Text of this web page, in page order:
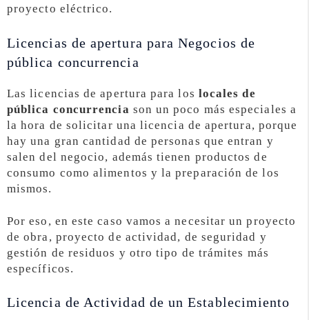
proyecto eléctrico.
Licencias de apertura para Negocios de
pública concurrencia
Las licencias de apertura para los locales de
pública concurrencia son un poco más especiales a
la hora de solicitar una licencia de apertura, porque
hay una gran cantidad de personas que entran y
salen del negocio, además tienen productos de
consumo como alimentos y la preparación de los
mismos.
Por eso, en este caso vamos a necesitar un proyecto
de obra, proyecto de actividad, de seguridad y
gestión de residuos y otro tipo de trámites más
específicos.
Licencia de Actividad de un Establecimiento